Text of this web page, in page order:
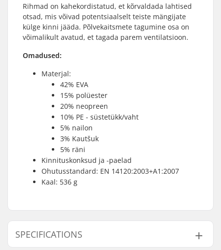
Rihmad on kahekordistatud, et kõrvaldada lahtised
otsad, mis võivad potentsiaalselt teiste mängijate
külge kinni jääda. Põlvekaitsmete tagumine osa on
võimalikult avatud, et tagada parem ventilatsioon.
Omadused:
Materjal:
42% EVA
15% polüester
20% neopreen
10% PE - süstetükk/vaht
5% nailon
3% Kautšuk
5% räni
Kinnituskonksud ja -paelad
Ohutusstandard: EN 14120:2003+A1:2007
Kaal: 536 g
SPECIFICATIONS